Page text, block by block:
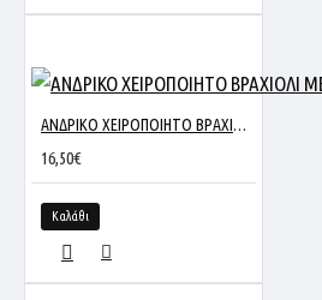
ΑΝΔΡΙΚΟ ΧΕΙΡΟΠΟΙΗΤΟ ΒΡΑΧΙΟΛΙ ΜΕ ΚΟΚΟΦΟΙΝΙΚΑ ΔΟΡΥ ΚΑΙ ΓΚΡΙ ΛΕΠΤΟΜΕΡΕΙΑ
16,50€
Καλάθι